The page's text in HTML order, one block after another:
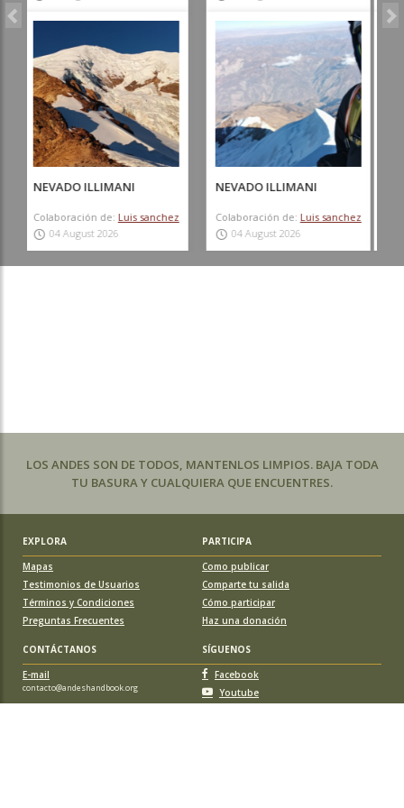
CERRO BLANCO
Colaboración de: Álvaro Vivanco
03 August 2026
CERRO PUERTA DE LA
Colaboración de: Andrés Figueroa
01 August 2026
LOS ANDES SON DE TODOS, MANTENLOS LIMPIOS. BAJA TODA
TU BASURA Y CUALQUIERA QUE ENCUENTRES.
EXPLORA
PARTICIPA
Mapas
Testimonios de Usuarios
Términos y Condiciones
Preguntas Frecuentes
Como publicar
Comparte tu salida
Cómo participar
Haz una donación
CONTÁCTANOS
SÍGUENOS
E-mail
contacto@andeshandbook.org
Facebook
Youtube